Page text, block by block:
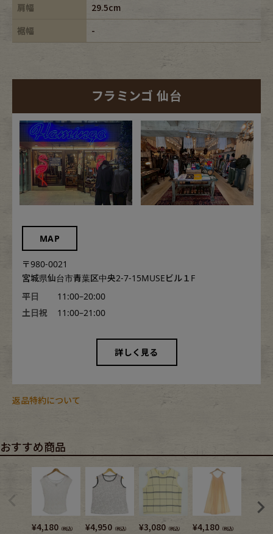
肩幅
29.5cm
裾幅
-
フラミンゴ 仙台
MAP
〒980-0021
宮城県仙台市青葉区中央2-7-15MUSEビル１F
平日
11:00–20:00
土日祝
11:00–21:00
詳しく見る
返品特約について
おすすめ商品
¥4,180 （税込） ¥4,950 （税込） ¥3,080 （税込） ¥4,180 （税込）